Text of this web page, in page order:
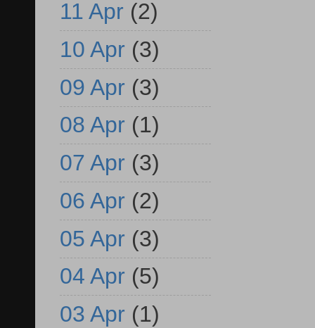
11 Apr (2)
10 Apr (3)
09 Apr (3)
08 Apr (1)
07 Apr (3)
06 Apr (2)
05 Apr (3)
04 Apr (5)
03 Apr (1)